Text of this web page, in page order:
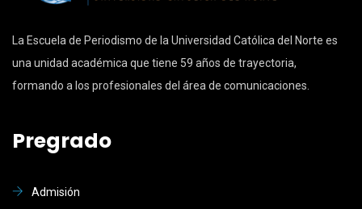
La Escuela de Periodismo de la Universidad Católica del Norte es
una unidad académica que tiene 59 años de trayectoria,
formando a los profesionales del área de comunicaciones.
Pregrado
Admisión